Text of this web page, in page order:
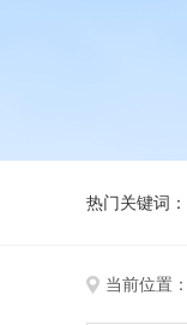
热门关键词：
当前位置：